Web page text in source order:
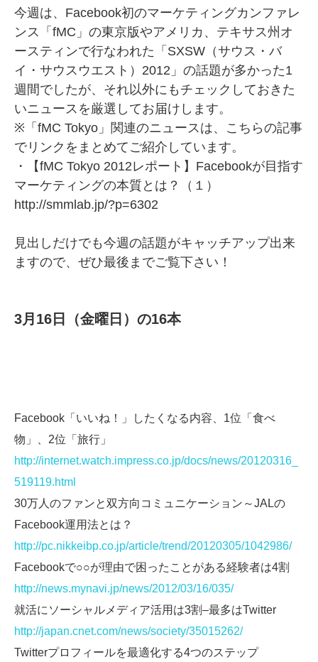
今週は、Facebook初のマーケティングカンファレ
ンス「fMC」の東京版やアメリカ、テキサス州オ
ースティンで行なわれた「SXSW（サウス・バ
イ・サウスウエスト）2012」の話題が多かった1
週間でしたが、それ以外にもチェックしておきた
いニュースを厳選してお届けします。
※「fMC Tokyo」関連のニュースは、こちらの記事
でリンクをまとめてご紹介しています。
・【fMC Tokyo 2012レポート】Facebookが目指す
マーケティングの本質とは？（１）
http://smmlab.jp/?p=6302
見出しだけでも今週の話題がキャッチアップ出来
ますので、ぜひ最後までご覧下さい！
3月16日（金曜日）の16本
Facebook「いいね！」したくなる内容、1位「食べ
物」、2位「旅行」
http://internet.watch.impress.co.jp/docs/news/20120316_
519119.html
30万人のファンと双方向コミュニケーション～JALの
Facebook運用法とは？
http://pc.nikkeibp.co.jp/article/trend/20120305/1042986/
Facebookで○○が理由で困ったことがある経験者は4割
http://news.mynavi.jp/news/2012/03/16/035/
就活にソーシャルメディア活用は3割–最多はTwitter
http://japan.cnet.com/news/society/35015262/
Twitterプロフィールを最適化する4つのステップ